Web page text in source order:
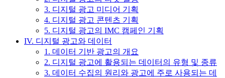
3. 디지털 광고 미디어 기획
4. 디지털 광고 콘텐츠 기획
5. 디지털 광고의 IMC 캠페인 기획
IV. 디지털 광고와 데이터
1. 데이터 기반 광고의 개요
2. 디지털 광고에 활용되는 데이터의 유형 및 종류
3. 데이터 수집의 원리와 광고에 주로 사용되는 데